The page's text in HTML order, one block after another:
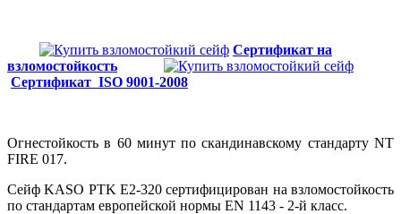
Сертификат на
взломостойкость
Сертификат ISO 9001-2008
Огнестойкость в 60 минутпо скандинавскому стандарту NT
FIRE 017.
СейфKASO PTK E2-320 сертифицирован на взломостойкость
по стандартам европейской нормы EN 1143 - 2-й класс.